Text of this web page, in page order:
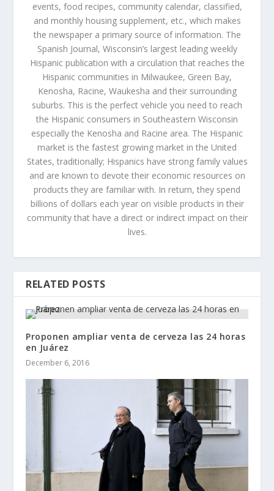
events, food recipes, community calendar, classified,
and monthly housing supplement, etc., which makes
the newspaper a primary source of information. The
Spanish Journal, Wisconsin’s largest leading weekly
Hispanic publication with a circulation that reaches the
Hispanic communities in Milwaukee, Green Bay,
Kenosha, Racine, Waukesha and their surrounding
suburbs. This is the perfect vehicle you need to reach
the Hispanic consumers in Southeastern Wisconsin
especially the Kenosha and Racine area. The Hispanic
market is the fastest growing market in the United
States, traditionally; Hispanics have strong family values
and are known to devote their economic resources on
products they are familiar with. In return, they spend
billions of dollars each year on visible products in their
community that have a direct or indirect impact on their
lives.
RELATED POSTS
Proponen ampliar venta de cerveza las 24 horas
en Juárez
December 6, 2016